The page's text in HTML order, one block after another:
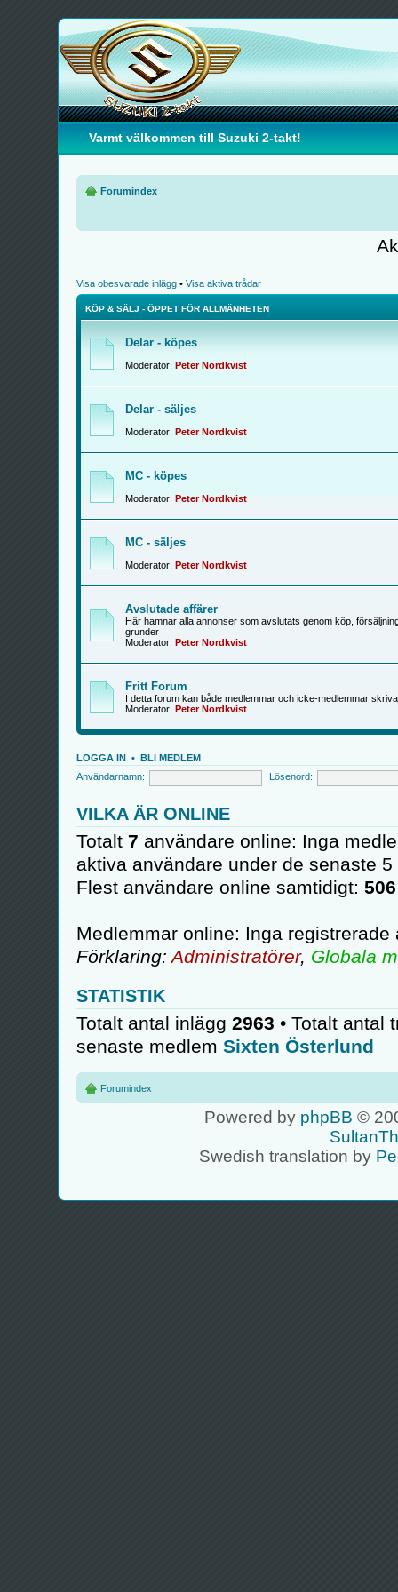
Varmt välkommen till Suzuki 2-takt!
Forumindex
Visa obesvarade inlägg • Visa aktiva trådar
KÖP & SÄLJ - ÖPPET FÖR ALLMÄNHETEN
Delar - köpes
Moderator: Peter Nordkvist
Delar - säljes
Moderator: Peter Nordkvist
MC - köpes
Moderator: Peter Nordkvist
MC - säljes
Moderator: Peter Nordkvist
Avslutade affärer
Här hamnar alla annonser som avslutats genom köp,
grunder
Moderator: Peter Nordkvist
Fritt Forum
I detta forum kan både medlemmar och icke-medlemmar
Moderator: Peter Nordkvist
LOGGA IN • BLI MEDLEM
Användarnamn:
Lösenord:
VILKA ÄR ONLINE
Totalt 7 användare online: Inga
aktiva användare under de senaste
Flest användare online samtidigt: 506
Medlemmar online: Inga registrerade
Förklaring: Administratörer, Globala
STATISTIK
Totalt antal inlägg 2963 • Totalt antal
senaste medlem Sixten Österlund
Forumindex
Powered by phpBB ©
Swedish translation by